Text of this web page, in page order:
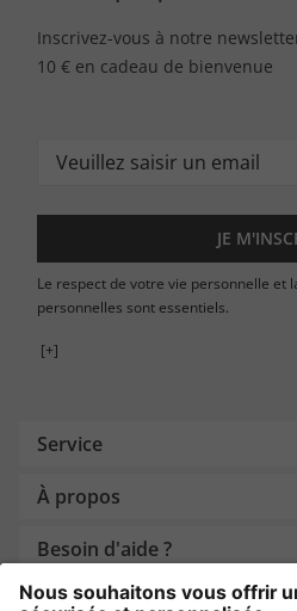
Inscrivez-vous à notre
10 € en cadeau de bienvenue
JE
Le respect de votre vie personnelle et
personnelles sont essentiels.
[+]
Service
À propos
Besoin d'aide ?
Payment and Delivery